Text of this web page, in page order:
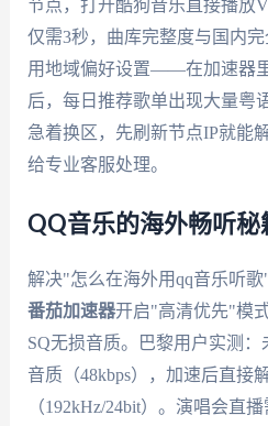
节点，打开酷狗音乐直接播放
仅需3秒，曲库完整度与国内
用地域偏好设置——在加速器
后，每日推荐歌单出现大量粤
急着换区，先刷新节点IP就能
给专业客服处理。
QQ音乐的海外畅听秘
解决"怎么在海外用qq音乐听
番茄加速器开启"高清优先"模
SQ无损音质。巴黎用户实测
音质（48kbps），加速后直接
（192kHz/24bit）。演唱会直